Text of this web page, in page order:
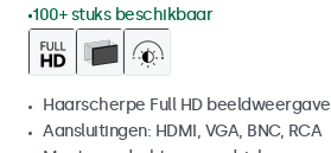
100+ stuks beschikbaar
Haarscherpe Full HD beeldweergave
Aansluitingen: HDMI, VGA, BNC, RCA